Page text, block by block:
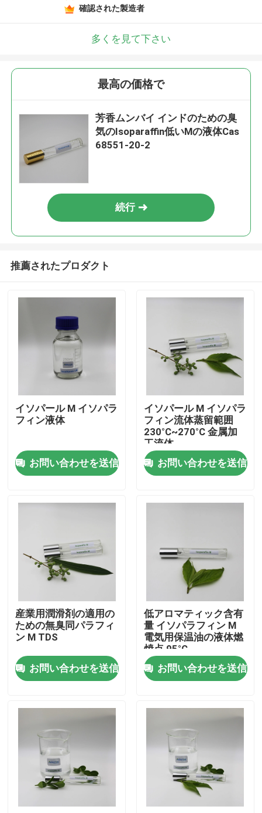
家
ビデオ
私達について
工場旅行
品質管理
ニュース
Isoparaffinの液体
確認された製造者
多くを見て下さい
最高の価格で
芳香ムンバイ インドのための臭
気のIsoparaffin低いMの液体Cas
68551-20-2
続行
推薦されたプロダクト
イソパール M イソパラ
フィン液体
お問い合わせを送信
イソパール M イソパラ
フィン流体蒸留範囲
230°C~270°C 金属加
工流体
お問い合わせを送信
産業用潤滑剤の適用の
ための無臭同パラフィ
ン M TDS
お問い合わせを送信
低アロマティック含有
量 イソパラフィン M
電気用保温油の液体燃
焼点 95°C
お問い合わせを送信